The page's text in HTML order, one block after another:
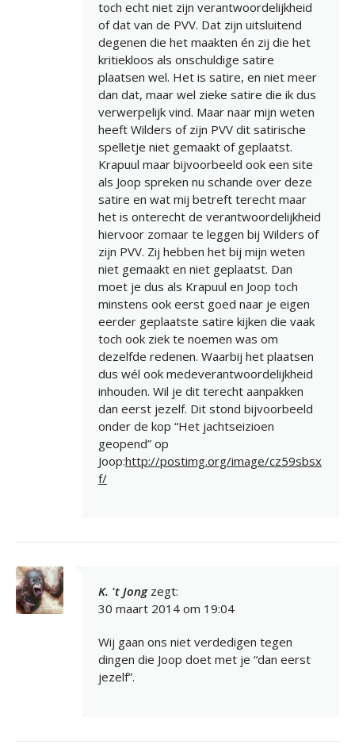
toch echt niet zijn verantwoordelijkheid
of dat van de PVV. Dat zijn uitsluitend
degenen die het maakten én zij die het
kritiekloos als onschuldige satire
plaatsen wel. Het is satire, en niet meer
dan dat, maar wel zieke satire die ik dus
verwerpelijk vind. Maar naar mijn weten
heeft Wilders of zijn PVV dit satirische
spelletje niet gemaakt of geplaatst.
Krapuul maar bijvoorbeeld ook een site
als Joop spreken nu schande over deze
satire en wat mij betreft terecht maar
het is onterecht de verantwoordelijkheid
hiervoor zomaar te leggen bij Wilders of
zijn PVV. Zij hebben het bij mijn weten
niet gemaakt en niet geplaatst. Dan
moet je dus als Krapuul en Joop toch
minstens ook eerst goed naar je eigen
eerder geplaatste satire kijken die vaak
toch ook ziek te noemen was om
dezelfde redenen. Waarbij het plaatsen
dus wél ook medeverantwoordelijkheid
inhouden. Wil je dit terecht aanpakken
dan eerst jezelf. Dit stond bijvoorbeeld
onder de kop “Het jachtseizioen
geopend” op
Joop:http://postimg.org/image/cz59sbsx
f/
K. 't Jong zegt:
30 maart 2014 om 19:04
Wij gaan ons niet verdedigen tegen
dingen die Joop doet met je “dan eerst
jezelf”.